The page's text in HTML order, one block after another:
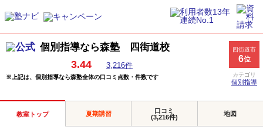
個別指導なら森塾 四街道校
3.44 3,216件
※上記は、個別指導なら森塾全体の口コミ点数・件数です
四街道市
6位
カテゴリ
個別指導
教室トップ 夏期講習
口コミ
(3,216件)
地図